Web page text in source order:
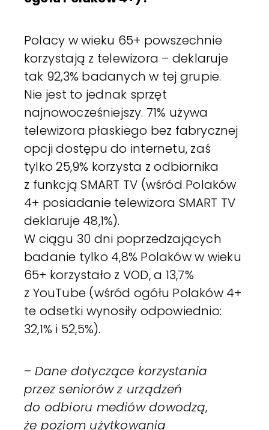
Polacy w wieku 65+ powszechnie
korzystają z telewizora – deklaruje
tak 92,3% badanych w tej grupie.
Nie jest to jednak sprzęt
najnowocześniejszy. 71% używa
telewizora płaskiego bez fabrycznej
opcji dostępu do internetu, zaś
tylko 25,9% korzysta z odbiornika
z funkcją SMART TV (wśród Polaków
4+ posiadanie telewizora SMART TV
deklaruje 48,1%).
W ciągu 30 dni poprzedzających
badanie tylko 4,8% Polaków w wieku
65+ korzystało z VOD, a 13,7%
z YouTube (wśród ogółu Polaków 4+
te odsetki wynosiły odpowiednio:
32,1% i 52,5%).
– Dane dotyczące korzystania
przez seniorów z urządzeń
do odbioru mediów dowodzą,
że poziom użytkowania